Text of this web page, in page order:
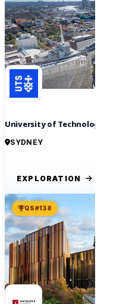
University of Technology Sydney
SYDNEY
EXPLORATION
QS #138